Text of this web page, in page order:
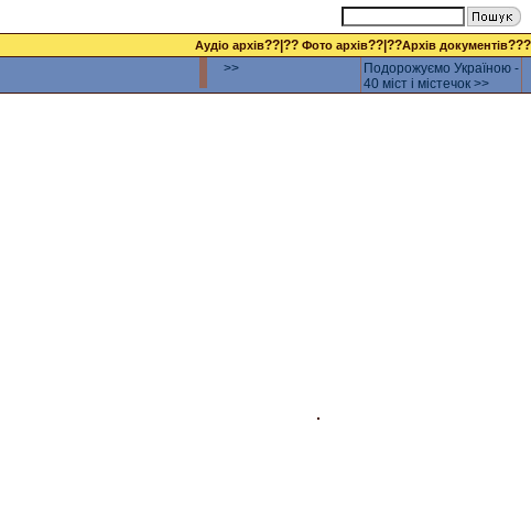
Аудіо архів??|?? Фото архів??|??Архів документів???
>>
Подорожуємо Україною -
40 міст і містечок >>